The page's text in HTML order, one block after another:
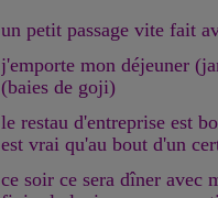
un petit passage vite fait
j'emporte mon déjeuner
(baies de goji)
le restau d'entreprise est
est vrai qu'au bout d'un
ce soir ce sera dîner avec